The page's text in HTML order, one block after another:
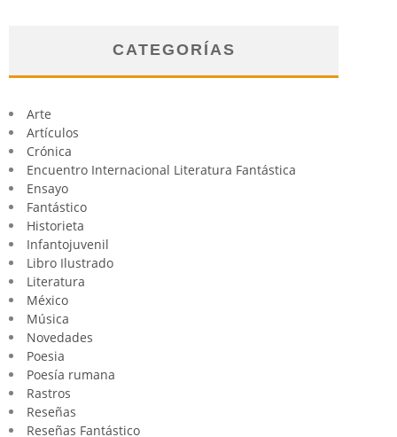
CATEGORÍAS
Arte
Artículos
Crónica
Encuentro Internacional Literatura Fantástica
Ensayo
Fantástico
Historieta
Infantojuvenil
Libro Ilustrado
Literatura
México
Música
Novedades
Poesia
Poesía rumana
Rastros
Reseñas
Reseñas Fantástico